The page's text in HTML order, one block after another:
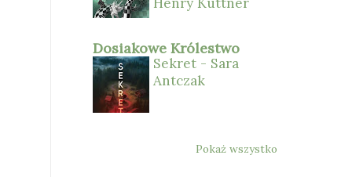
Dosiakowe Królestwo
Sekret - Sara
Antczak
Pokaż wszystko